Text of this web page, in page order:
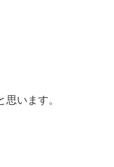
います。